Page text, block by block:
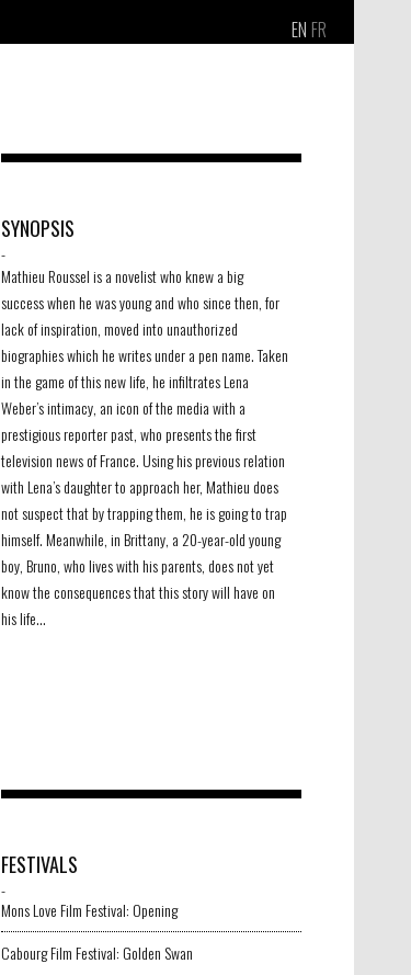
EN FR
SYNOPSIS
-
Mathieu Roussel is a novelist who knew a big
success when he was young and who since then, for
lack of inspiration, moved into unauthorized
biographies which he writes under a pen name. Taken
in the game of this new life, he infiltrates Lena
Weber’s intimacy, an icon of the media with a
prestigious reporter past, who presents the first
television news of France. Using his previous relation
with Lena’s daughter to approach her, Mathieu does
not suspect that by trapping them, he is going to trap
himself. Meanwhile, in Brittany, a 20-year-old young
boy, Bruno, who lives with his parents, does not yet
know the consequences that this story will have on
his life…
FESTIVALS
-
Mons Love Film Festival: Opening
Cabourg Film Festival: Golden Swan